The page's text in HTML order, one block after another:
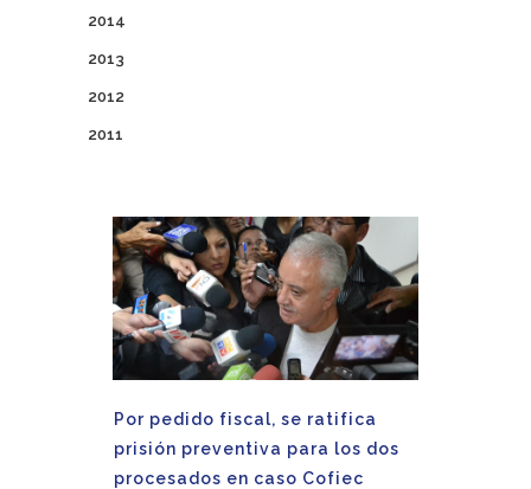
2014
2013
2012
2011
Por pedido fiscal, se ratifica
prisión preventiva para los dos
procesados en caso Cofiec